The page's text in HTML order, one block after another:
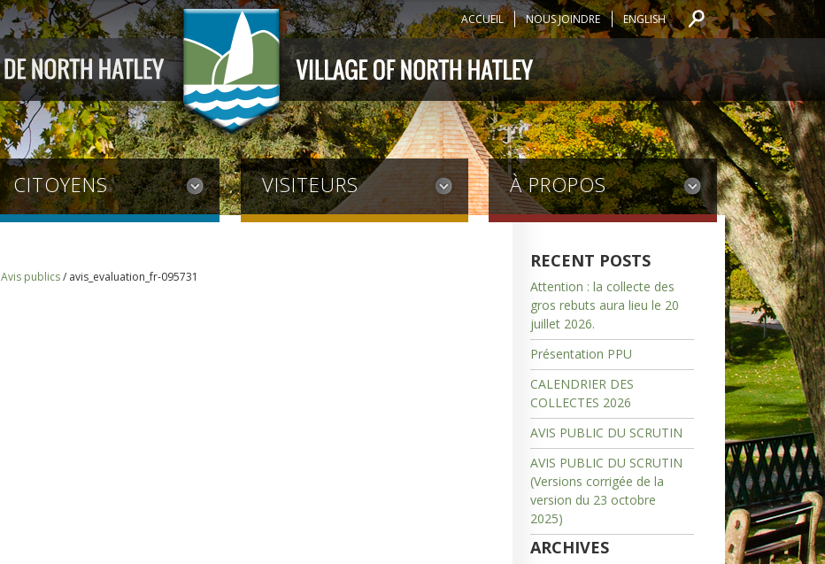
ACCUEIL NOUS JOINDRE ENGLISH
CITOYENS VISITEURS À PROPOS
Avis publics/ avis_evaluation_fr-095731
RECENT POSTS
Attention : la collecte des
gros rebuts aura lieu le 20
juillet 2026.
Présentation PPU
CALENDRIER DES
COLLECTES 2026
AVIS PUBLIC DU SCRUTIN
AVIS PUBLIC DU SCRUTIN
(Versions corrigée de la
version du 23 octobre
2025)
ARCHIVES